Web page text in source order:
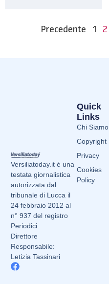
Precedente 1 2
Versiliatoday.it è una
testata giornalistica
autorizzata dal
tribunale di Lucca il
24 febbraio 2012 al
n° 937 del registro
Periodici.
Direttore
Responsabile:
Letizia Tassinari
Quick
Links
Chi Siamo
Copyright
Privacy
Cookies
Policy